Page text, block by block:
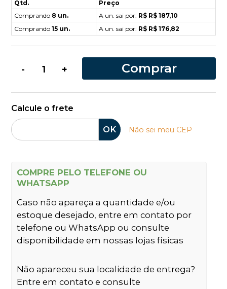
Qtd.
Preço
Comprando 8 un. A un. sai por: R$ R$ 187,10
Comprando 15 un. A un. sai por: R$ R$ 176,82
- + Comprar
Calcule o frete
OK Não sei meu CEP
COMPRE PELO TELEFONE OU
WHATSAPP
Caso não apareça a quantidade e/ou
estoque desejado, entre em contato por
telefone ou WhatsApp ou consulte
disponibilidade em nossas lojas físicas
Não apareceu sua localidade de entrega?
Entre em contato e consulte